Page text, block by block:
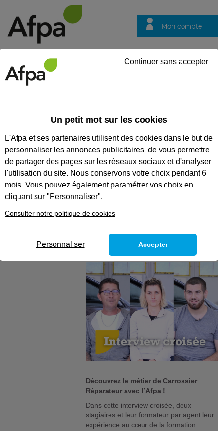
Mon compte
questions
Fil info
Découvrez la
formation Carrossier
Réparateur à l’Afpa
de Bourg-en-Bresse
!
Découvrez le métier de Carrossier
Réparateur avec l’Afpa !
Dans cette interview croisée, deux
stagiaires et leur formateur partagent leur
expérience au cœur de la formation
Un petit mot sur les cookies
L'Afpa et ses partenaires utilisent des cookies dans le but de
personnaliser les annonces publicitaires, de vous permettre
de partager des pages sur les réseaux sociaux et d'analyser
l'utilisation du site. Nous conservons votre choix pendant 6
mois. Vous pouvez également paramétrer vos choix en
cliquant sur "Personnaliser".
Consulter notre politique de cookies
Continuer sans accepter
Personnaliser Accepter